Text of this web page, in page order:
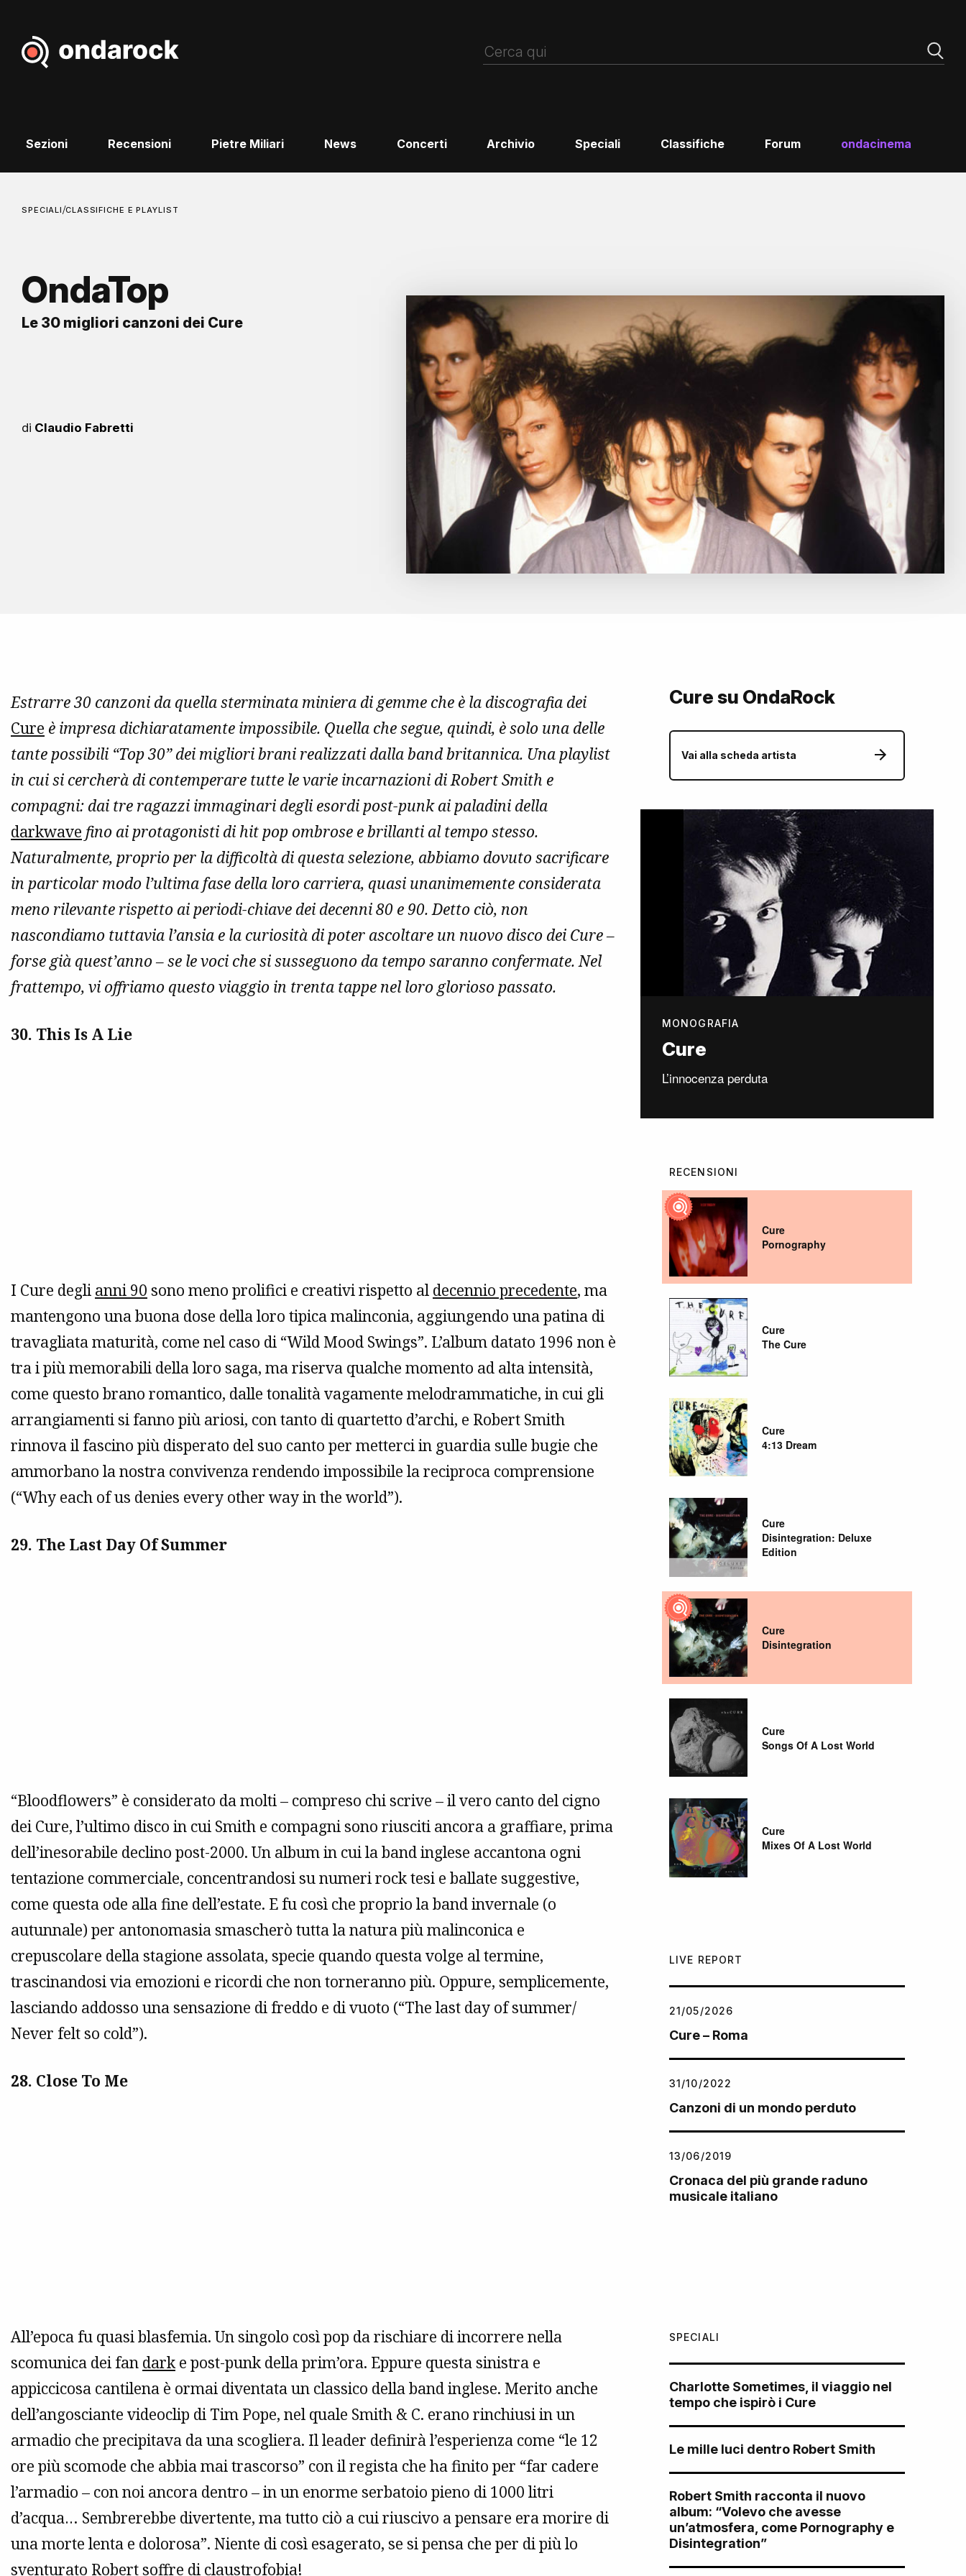
Sezioni Recensioni Pietre Miliari News Concerti Archivio Speciali Classifiche Forum ondacinema
SPECIALI/CLASSIFICHE E PLAYLIST
OndaTop
Le 30 migliori canzoni dei Cure
di Claudio Fabretti
Estrarre 30 canzoni da quella sterminata miniera di gemme che è la discografia dei
Cure è impresa dichiaratamente impossibile. Quella che segue, quindi, è solo una delle
tante possibili “Top 30” dei migliori brani realizzati dalla band britannica. Una playlist
in cui si cercherà di contemperare tutte le varie incarnazioni di Robert Smith e
compagni: dai tre ragazzi immaginari degli esordi post-punk ai paladini della
darkwave fino ai protagonisti di hit pop ombrose e brillanti al tempo stesso.
Naturalmente, proprio per la difficoltà di questa selezione, abbiamo dovuto sacrificare
in particolar modo l’ultima fase della loro carriera, quasi unanimemente considerata
meno rilevante rispetto ai periodi-chiave dei decenni 80 e 90. Detto ciò, non
nascondiamo tuttavia l’ansia e la curiosità di poter ascoltare un nuovo disco dei Cure –
forse già quest’anno – se le voci che si susseguono da tempo saranno confermate. Nel
frattempo, vi offriamo questo viaggio in trenta tappe nel loro glorioso passato.
30. This Is A Lie
I Cure degli anni 90 sono meno prolifici e creativi rispetto al decennio precedente, ma
mantengono una buona dose della loro tipica malinconia, aggiungendo una patina di
travagliata maturità, come nel caso di “Wild Mood Swings”. L’album datato 1996 non è
tra i più memorabili della loro saga, ma riserva qualche momento ad alta intensità,
come questo brano romantico, dalle tonalità vagamente melodrammatiche, in cui gli
arrangiamenti si fanno più ariosi, con tanto di quartetto d’archi, e Robert Smith
rinnova il fascino più disperato del suo canto per metterci in guardia sulle bugie che
ammorbano la nostra convivenza rendendo impossibile la reciproca comprensione
(“Why each of us denies every other way in the world”).
29. The Last Day Of Summer
“Bloodflowers” è considerato da molti – compreso chi scrive – il vero canto del cigno
dei Cure, l’ultimo disco in cui Smith e compagni sono riusciti ancora a graffiare, prima
dell’inesorabile declino post-2000. Un album in cui la band inglese accantona ogni
tentazione commerciale, concentrandosi su numeri rock tesi e ballate suggestive,
come questa ode alla fine dell’estate. E fu così che proprio la band invernale (o
autunnale) per antonomasia smascherò tutta la natura più malinconica e
crepuscolare della stagione assolata, specie quando questa volge al termine,
trascinandosi via emozioni e ricordi che non torneranno più. Oppure, semplicemente,
lasciando addosso una sensazione di freddo e di vuoto (“The last day of summer/
Never felt so cold”).
28. Close To Me
All’epoca fu quasi blasfemia. Un singolo così pop da rischiare di incorrere nella
scomunica dei fan darke post-punk della prim’ora. Eppure questa sinistra e
appiccicosa cantilena è ormai diventata un classico della band inglese. Merito anche
dell’angosciante videoclip di Tim Pope, nel quale Smith & C. erano rinchiusi in un
armadio che precipitava da una scogliera. Il leader definirà l’esperienza come “le 12
ore più scomode che abbia mai trascorso” con il regista che ha finito per “far cadere
l’armadio – con noi ancora dentro – in un enorme serbatoio pieno di 1000 litri
d’acqua… Sembrerebbe divertente, ma tutto ciò a cui riuscivo a pensare era morire di
una morte lenta e dolorosa”. Niente di così esagerato, se si pensa che per di più lo
sventurato Robert soffre di claustrofobia!
Cure su OndaRock
Vai alla scheda artista
MONOGRAFIA
Cure
L’innocenza perduta
RECENSIONI
Cure
Pornography
Cure
The Cure
Cure
4:13 Dream
Cure
Disintegration: Deluxe
Edition
Cure
Disintegration
Cure
Songs Of A Lost World
Cure
Mixes Of A Lost World
LIVE REPORT
21/05/2026
Cure – Roma
31/10/2022
Canzoni di un mondo perduto
13/06/2019
Cronaca del più grande raduno
musicale italiano
SPECIALI
Charlotte Sometimes, il viaggio nel
tempo che ispirò i Cure
Le mille luci dentro Robert Smith
Robert Smith racconta il nuovo
album: “Volevo che avesse
un’atmosfera, come Pornography e
Disintegration”